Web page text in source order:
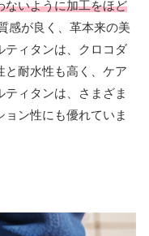
ないように加工をほど
感が良く、革本来の美
ティタンは、クロコダ
と耐水性も高く、ケア
ィタンは、さまざま
ン性にも優れていま